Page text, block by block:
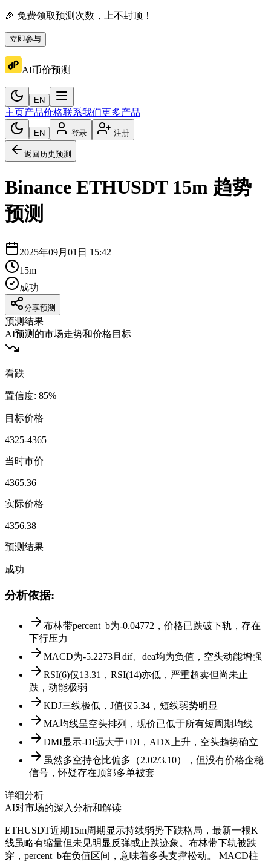
🎉 免费领取预测次数，上不封顶！
立即参与
AI币价预测
EN
主页产品价格联系我们更多产品
EN 登录 注册
返回历史预测
Binance ETHUSDT 15m 趋势
预测
2025年09月01日 15:42
15m
成功
分享预测
预测结果
AI预测的市场走势和价格目标
看跌
置信度: 85%
目标价格
4325-4365
当时市价
4365.36
实际价格
4356.38
预测结果
成功
分析依据:
布林带percent_b为-0.04772，价格已跌破下轨，存在
下行压力
MACD为-5.2273且dif、dea均为负值，空头动能增强
RSI(6)仅13.31，RSI(14)亦低，严重超卖但尚未止
跌，动能极弱
KDJ三线极低，J值仅5.34，短线弱势明显
MA均线呈空头排列，现价已低于所有短周期均线
DMI显示-DI远大于+DI，ADX上升，空头趋势确立
虽然多空持仓比偏多（2.02/3.10），但没有价格企稳
信号，怀疑存在顶部多单被套
详细分析
AI对市场的深入分析和解读
ETHUSDT近期15m周期显示持续弱势下跌格局，最新一根K
线虽略有缩量但未见明显反弹或止跌迹象。布林带下轨被跌
穿，percent_b在负值区间，意味着多头支撑松动。 MACD柱